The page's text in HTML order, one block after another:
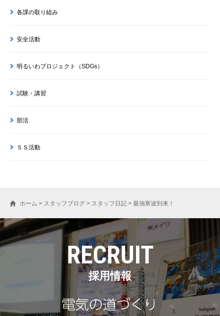
各課の取り組み
安全活動
明るいわプロジェクト（SDGs）
試験・講習
部活
５Ｓ活動
ホーム > スタッフブログ > スタッフ日記 > 最強寒波到来！
RECRUIT
採用情報